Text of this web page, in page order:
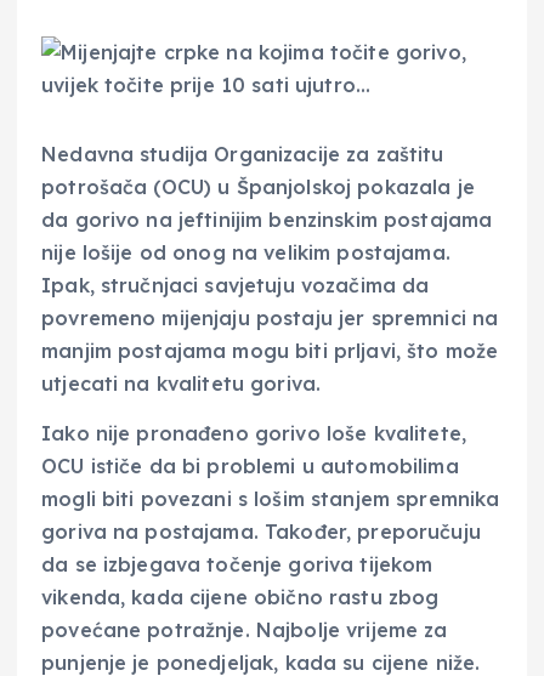
Nedavna studija Organizacije za zaštitu
potrošača (OCU) u Španjolskoj pokazala je
da gorivo na jeftinijim benzinskim postajama
nije lošije od onog na velikim postajama.
Ipak, stručnjaci savjetuju vozačima da
povremeno mijenjaju postaju jer spremnici na
manjim postajama mogu biti prljavi, što može
utjecati na kvalitetu goriva.
Iako nije pronađeno gorivo loše kvalitete,
OCU ističe da bi problemi u automobilima
mogli biti povezani s lošim stanjem spremnika
goriva na postajama. Također, preporučuju
da se izbjegava točenje goriva tijekom
vikenda, kada cijene obično rastu zbog
povećane potražnje. Najbolje vrijeme za
punjenje je ponedjeljak, kada su cijene niže.